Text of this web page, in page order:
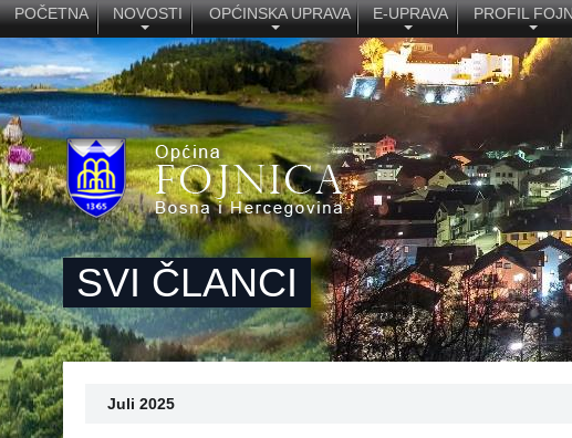
POČETNA NOVOSTI OPĆINSKA UPRAVA E-UPRAVA PROFIL
SVI ČLANCI
Juli 2025